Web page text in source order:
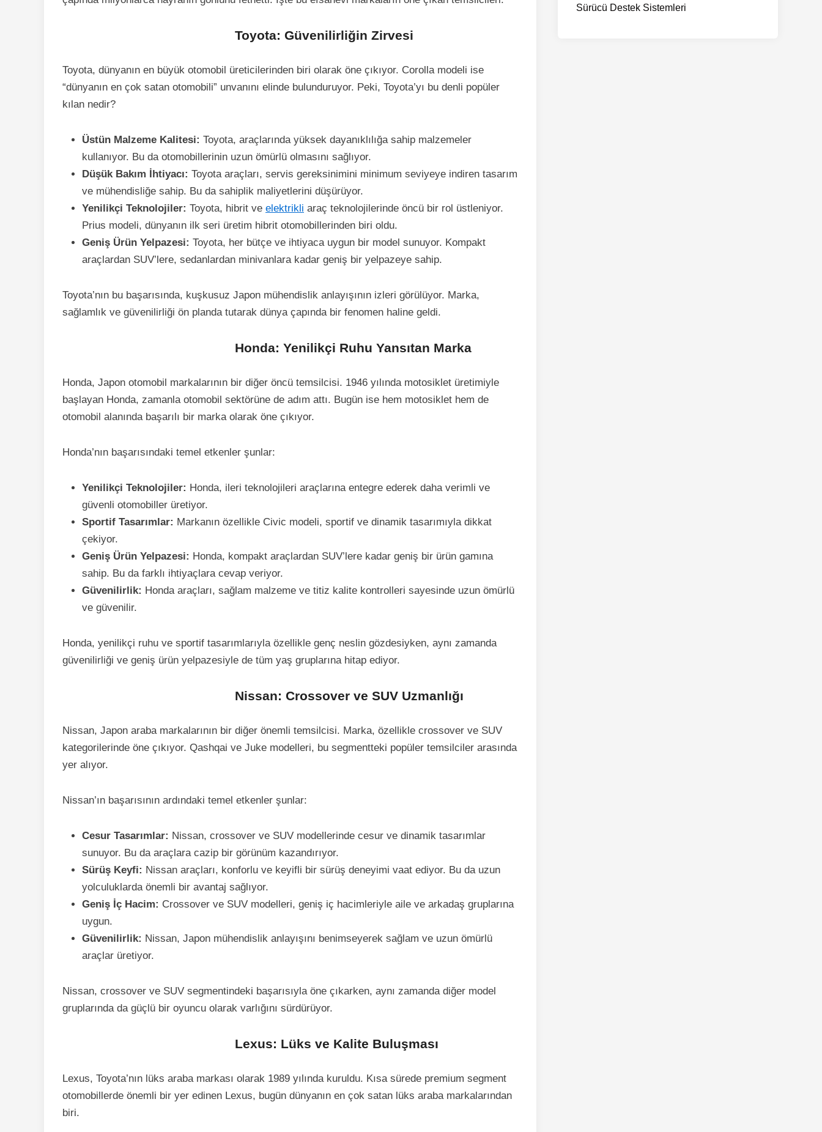
Toyota: Güvenilirliğin Zirvesi
Toyota, dünyanın en büyük otomobil üreticilerinden biri olarak öne çıkıyor. Corolla modeli ise
“dünyanın en çok satan otomobili” unvanını elinde bulunduruyor. Peki, Toyota’yı bu denli popüler
kılan nedir?
Üstün Malzeme Kalitesi: Toyota, araçlarında yüksek dayanıklılığa sahip malzemeler
kullanıyor. Bu da otomobillerinin uzun ömürlü olmasını sağlıyor.
Düşük Bakım İhtiyacı: Toyota araçları, servis gereksinimini minimum seviyeye indiren tasarım
ve mühendisliğe sahip. Bu da sahiplik maliyetlerini düşürüyor.
Yenilikçi Teknolojiler: Toyota, hibrit ve elektrikli araç teknolojilerinde öncü bir rol üstleniyor.
Prius modeli, dünyanın ilk seri üretim hibrit otomobillerinden biri oldu.
Geniş Ürün Yelpazesi: Toyota, her bütçe ve ihtiyaca uygun bir model sunuyor. Kompakt
araçlardan SUV’lere, sedanlardan minivanlara kadar geniş bir yelpazeye sahip.
Toyota’nın bu başarısında, kuşkusuz Japon mühendislik anlayışının izleri görülüyor. Marka,
sağlamlık ve güvenilirliği ön planda tutarak dünya çapında bir fenomen haline geldi.
Honda: Yenilikçi Ruhu Yansıtan Marka
Honda, Japon otomobil markalarının bir diğer öncü temsilcisi. 1946 yılında motosiklet üretimiyle
başlayan Honda, zamanla otomobil sektörüne de adım attı. Bugün ise hem motosiklet hem de
otomobil alanında başarılı bir marka olarak öne çıkıyor.
Honda’nın başarısındaki temel etkenler şunlar:
Yenilikçi Teknolojiler: Honda, ileri teknolojileri araçlarına entegre ederek daha verimli ve
güvenli otomobiller üretiyor.
Sportif Tasarımlar: Markanın özellikle Civic modeli, sportif ve dinamik tasarımıyla dikkat
çekiyor.
Geniş Ürün Yelpazesi: Honda, kompakt araçlardan SUV’lere kadar geniş bir ürün gamına
sahip. Bu da farklı ihtiyaçlara cevap veriyor.
Güvenilirlik: Honda araçları, sağlam malzeme ve titiz kalite kontrolleri sayesinde uzun ömürlü
ve güvenilir.
Honda, yenilikçi ruhu ve sportif tasarımlarıyla özellikle genç neslin gözdesiyken, aynı zamanda
güvenilirliği ve geniş ürün yelpazesiyle de tüm yaş gruplarına hitap ediyor.
Nissan: Crossover ve SUV Uzmanlığı
Nissan, Japon araba markalarının bir diğer önemli temsilcisi. Marka, özellikle crossover ve SUV
kategorilerinde öne çıkıyor. Qashqai ve Juke modelleri, bu segmentteki popüler temsilciler arasında
yer alıyor.
Nissan’ın başarısının ardındaki temel etkenler şunlar:
Cesur Tasarımlar: Nissan, crossover ve SUV modellerinde cesur ve dinamik tasarımlar
sunuyor. Bu da araçlara cazip bir görünüm kazandırıyor.
Sürüş Keyfi: Nissan araçları, konforlu ve keyifli bir sürüş deneyimi vaat ediyor. Bu da uzun
yolculuklarda önemli bir avantaj sağlıyor.
Geniş İç Hacim: Crossover ve SUV modelleri, geniş iç hacimleriyle aile ve arkadaş gruplarına
uygun.
Güvenilirlik: Nissan, Japon mühendislik anlayışını benimseyerek sağlam ve uzun ömürlü
araçlar üretiyor.
Nissan, crossover ve SUV segmentindeki başarısıyla öne çıkarken, aynı zamanda diğer model
gruplarında da güçlü bir oyuncu olarak varlığını sürdürüyor.
Lexus: Lüks ve Kalite Buluşması
Lexus, Toyota’nın lüks araba markası olarak 1989 yılında kuruldu. Kısa sürede premium segment
otomobillerde önemli bir yer edinen Lexus, bugün dünyanın en çok satan lüks araba markalarından
biri.
Sürücü Destek Sistemleri